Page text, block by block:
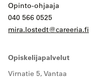
Opinto-ohjaaja
040 566 0525
mira.lostedt@careeria.fi
Opiskelijapalvelut
Virnatie 5, Vantaa